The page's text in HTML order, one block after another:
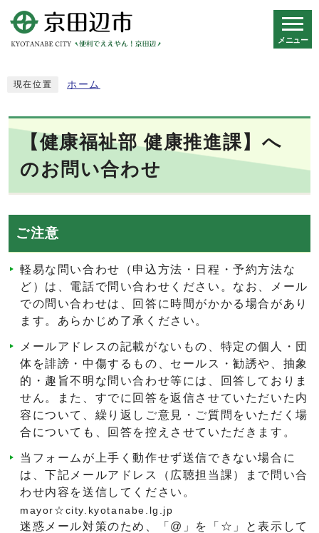
メニュー
現在位置 ホーム
【健康福祉部 健康推進課】へ
のお問い合わせ
ご注意
軽易な問い合わせ（申込方法・日程・予約方法な
ど）は、電話で問い合わせください。なお、メール
での問い合わせは、回答に時間がかかる場合があり
ます。あらかじめ了承ください。
メールアドレスの記載がないもの、特定の個人・団
体を誹謗・中傷するもの、セールス・勧誘や、抽象
的・趣旨不明な問い合わせ等には、回答しておりま
せん。また、すでに回答を返信させていただいた内
容について、繰り返しご意見・ご質問をいただく場
合についても、回答を控えさせていただきます。
当フォームが上手く動作せず送信できない場合に
は、下記メールアドレス（広聴担当課）まで問い合
わせ内容を送信してください。
mayor☆city.kyotanabe.lg.jp
迷惑メール対策のため、「@」を「☆」と表示して